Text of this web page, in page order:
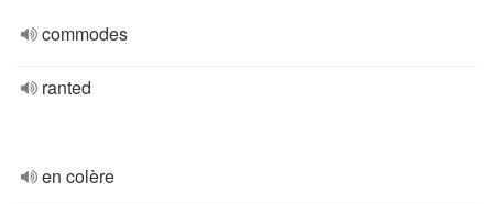
commodes
ranted
en colère